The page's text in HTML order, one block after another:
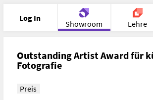
Log In
Showroom Lehre
Portfolio Image Cloud
Outstanding Artist Award für
Fotografie
Preis